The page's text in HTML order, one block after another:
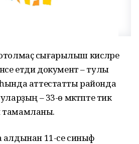
сығарылыш кисәләре
етди документ – тулы
аттестатты районда
– 33-ө мәктәпте тик
тамамланы.
11-се синыф